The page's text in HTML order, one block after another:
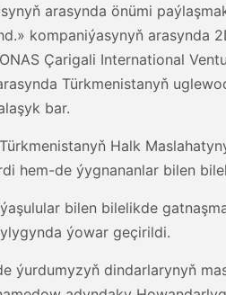
arasynda önümi
kompaniýasynyň
Çarigali International
Türkmenistanyň
bar.
Halk
hem-de ýygnananlar bilen
bilen bilelikde
ýowar geçirildi.
ýurdumyzyň dindarlarynyň